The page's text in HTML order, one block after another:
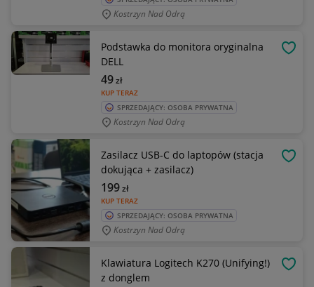
Kostrzyn Nad Odrą
Podstawka do monitora oryginalna
DELL
KUP TERAZ
49zł
SPRZEDAJĄCY: OSOBA PRYWATNA
Kostrzyn Nad Odrą
Zasilacz USB-C do laptopów (stacja
dokująca + zasilacz)
KUP TERAZ
199zł
SPRZEDAJĄCY: OSOBA PRYWATNA
Kostrzyn Nad Odrą
Klawiatura Logitech K270 (Unifying!)
z donglem